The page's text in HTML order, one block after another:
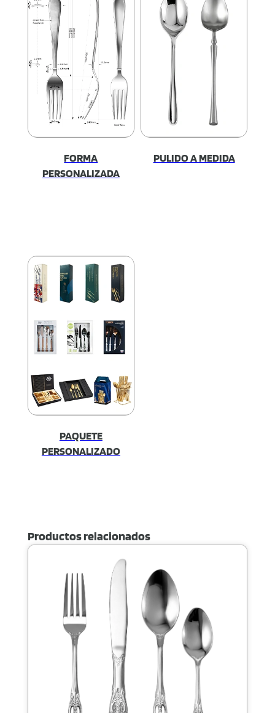
FORMA
PERSONALIZADA
PULIDO A MEDIDA
PAQUETE
PERSONALIZADO
Productos relacionados